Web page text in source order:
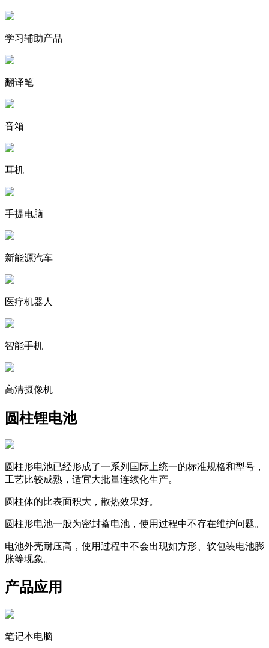
学习辅助产品
翻译笔
音箱
耳机
手提电脑
新能源汽车
医疗机器人
智能手机
高清摄像机
圆柱锂电池
圆柱形电池已经形成了一系列国际上统一的标准规格和型号，
工艺比较成熟，适宜大批量连续化生产。
圆柱体的比表面积大，散热效果好。
圆柱形电池一般为密封蓄电池，使用过程中不存在维护问题。
电池外壳耐压高，使用过程中不会出现如方形、软包装电池膨
胀等现象。
产品应用
笔记本电脑